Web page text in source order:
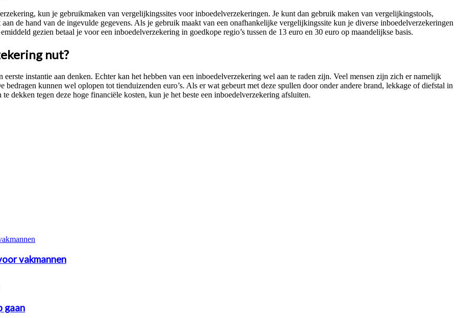
kun je gebruikmaken van vergelijkingssites voor inboedelverzekeringen. Je kunt dan gebruik maken van vergelijkingstools,
de hand van de ingevulde gegevens. Als je gebruik maakt van een onafhankelijke vergelijkingssite kun je diverse inboedelverzekeringen
gezien betaal je voor een inboedelverzekering in goedkope regio’s tussen de 13 euro en 30 euro op maandelijkse basis.
nut?
instantie aan denken. Echter kan het hebben van een inboedelverzekering wel aan te raden zijn. Veel mensen zijn zich er namelijk
kunnen wel oplopen tot tienduizenden euro’s. Als er wat gebeurt met deze spullen door onder andere brand, lekkage of diefstal in
dekken tegen deze hoge financiële kosten, kun je het beste een inboedelverzekering afsluiten.
vakmannen
gaan